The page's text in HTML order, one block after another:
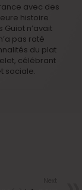
avec des
histoire
n’avait
pas raté
du plat
célébrant
sociale.